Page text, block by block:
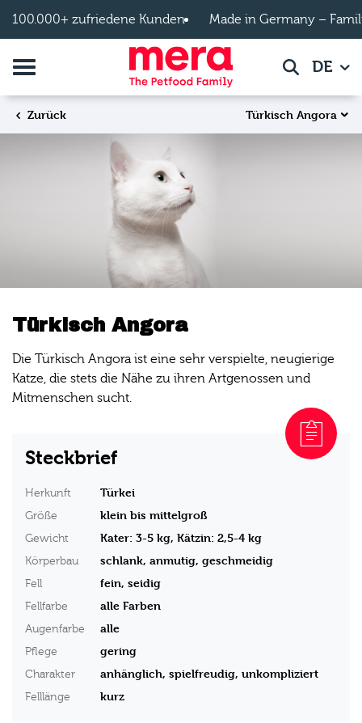
100.000+ zufriedene Kunden Made in Germany –
Navigation umschalten SucheDE
Zurück Türkisch Angora
Türkisch Angora
Die Türkisch Angora ist eine sehr verspielte, neugierige
Katze, die stets die Nähe zu ihren Artgenossen und
Mitmenschen sucht.
Steckbrief
Herkunft Türkei
Größe klein bis mittelgroß
Gewicht Kater: 3-5 kg, Kätzin: 2,5-4 kg
Körperbau schlank, anmutig, geschmeidig
Fell fein, seidig
Fellfarbe alle Farben
Augenfarbe alle
Pflege gering
Charakter anhänglich, spielfreudig, unkompliziert
Felllänge kurz